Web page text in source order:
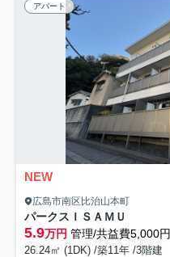
アパート
NEW
広島市南区比治山本町
パークスＩＳＡＭＵ
5.9万円 管理/共益費5,000円
26.24㎡ (1DK) /築11年 /3階建